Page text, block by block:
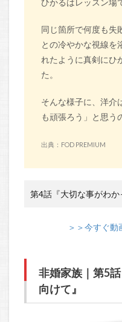
ひかるはレッスン場
同じ箇所で何度も失
との冷やかな視線を
れたように真剣にひ
た。
そんな様子に、洋介
も頑張ろう」と思う
出典：FOD PREMIUM
第4話『大切な事がわ
＞＞今すぐ動
非婚家族｜第5
向けて』